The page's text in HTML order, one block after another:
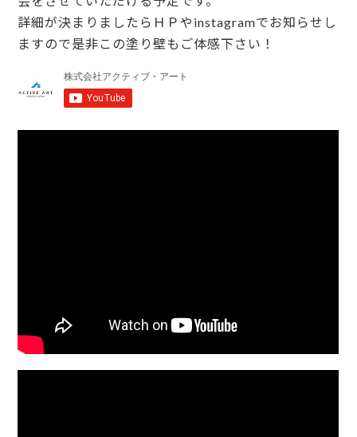
詳細が決まりましたらＨＰやinstagramでお知らせし
ますので是非この塗り壁もご体感下さい！